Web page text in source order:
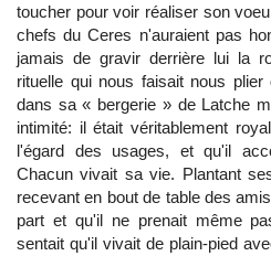
toucher pour voir réaliser son
chefs du Ceres n'auraient pas
jamais de gravir derrière lui la
rituelle qui nous faisait nous
dans sa « bergerie » de Latche
intimité: il était véritablement
l'égard des usages, et qu'il
Chacun vivait sa vie. Plantant
recevant en bout de table des
part et qu'il ne prenait même
sentait qu'il vivait de plain-pied